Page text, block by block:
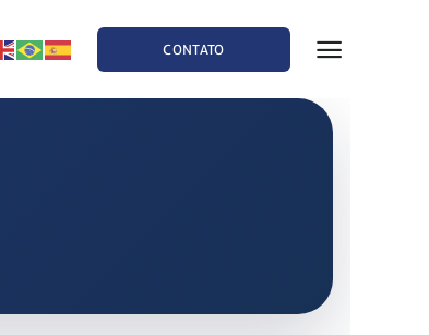
CONTATO